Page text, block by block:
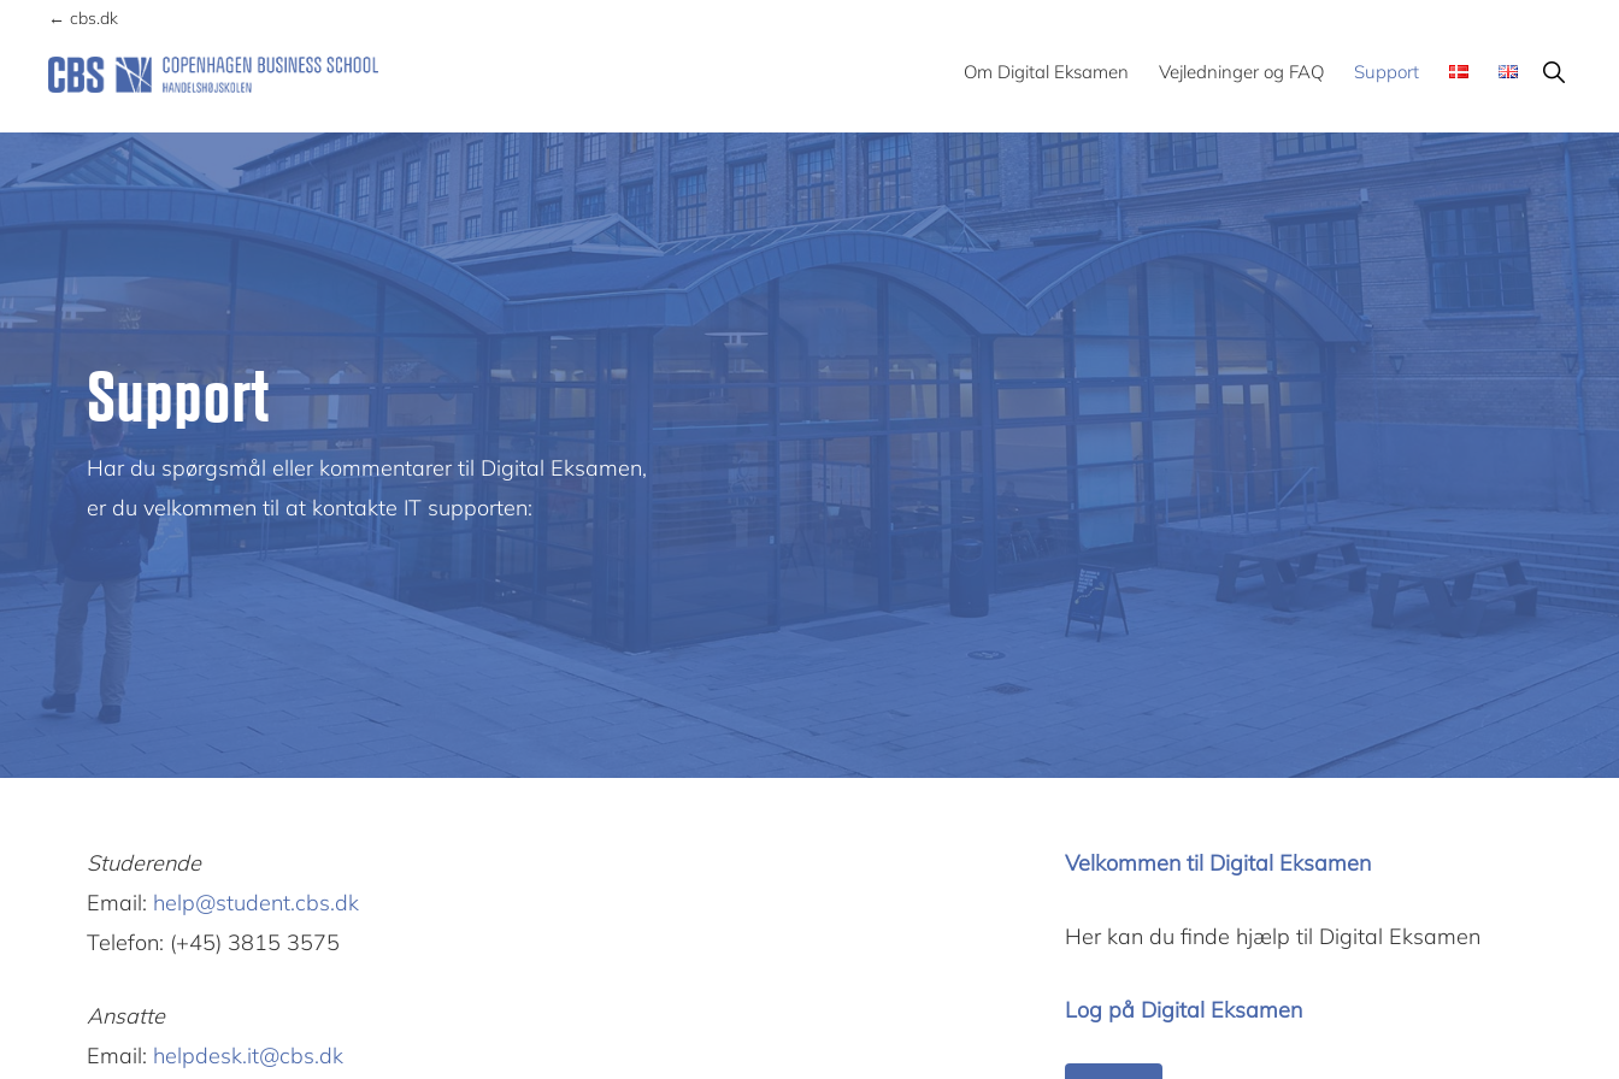
primary
navigation
main
content
← cbs.dk
EKSAMEN
Om Digital Eksamen Vejledninger og FAQ Support Show
Search
Support
Har du spørgsmål eller kommentarer til Digital Eksamen,
er du velkommen til at kontakte IT supporten:
Studerende
Email: help@student.cbs.dk
Telefon: (+45) 3815 3575
Ansatte
Email: helpdesk.it@cbs.dk
Velkommen til Digital Eksamen
Her kan du finde hjælp til Digital Eksamen
Log på Digital Eksamen